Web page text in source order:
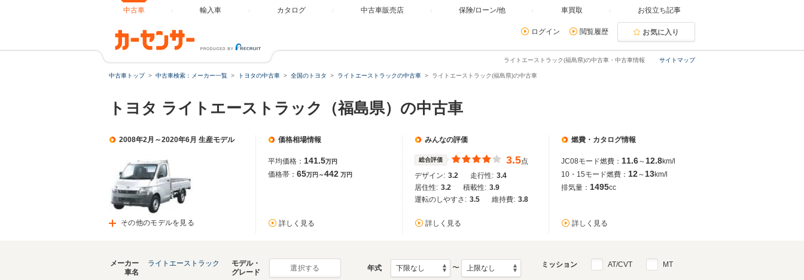
中古車 輸入車 カタログ 中古車販売店 保険/ローン/他 車買取 お役立ち記事
ログイン 閲覧履歴 お気に入り
サイトマップ
ライトエーストラック(福島県)の中古車・中古車情報
中古車トップ 中古車検索：メーカー一覧 トヨタの中古車 全国のトヨタ ライトエーストラックの中古車 ライトエーストラック(福島県)の中古車
トヨタ ライトエーストラック（福島県）の中古車
2008年2月～2020年6月 生産モデル
その他のモデルを見る
価格相場情報
平均価格： 141.5万円
価格帯： 65万円～442 万円
詳しく見る
みんなの評価
総合評価 3.5点
デザイン: 3.2 走行性: 3.4
居住性: 3.2 積載性: 3.9
運転のしやすさ: 3.5 維持費: 3.8
詳しく見る
燃費・カタログ情報
JC08モード燃費： 11.6～ 12.8km/l
10・15モード燃費： 12～ 13km/l
排気量： 1495cc
詳しく見る
メーカー
車名
ライトエーストラック
モデル・
グレード
選択する 年式 〜 ミッション AT/CVT MT